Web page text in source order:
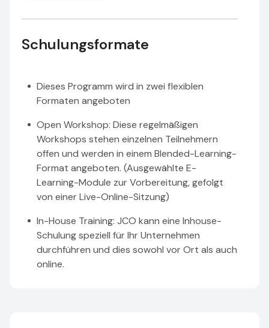
Schulungsformate
Dieses Programm wird in zwei flexiblen
Formaten angeboten
Open Workshop: Diese regelmäßigen
Workshops stehen einzelnen Teilnehmern
offen und werden in einem Blended-Learning-
Format angeboten. (Ausgewählte E-
Learning-Module zur Vorbereitung, gefolgt
von einer Live-Online-Sitzung)
In-House Training: JCO kann eine Inhouse-
Schulung speziell für Ihr Unternehmen
durchführen und dies sowohl vor Ort als auch
online.